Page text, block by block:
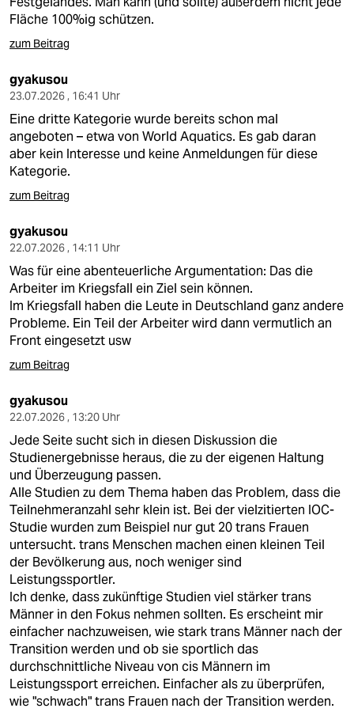
Fläche 100%ig schützen.
zum Beitrag
gyakusou
23.07.2026 , 16:41 Uhr
Eine dritte Kategorie wurde bereits schon mal
angeboten – etwa von World Aquatics. Es gab daran
aber kein Interesse und keine Anmeldungen für diese
Kategorie.
zum Beitrag
gyakusou
22.07.2026 , 14:11 Uhr
Was für eine abenteuerliche Argumentation: Das die
Arbeiter im Kriegsfall ein Ziel sein können.
Im Kriegsfall haben die Leute in Deutschland ganz andere
Probleme. Ein Teil der Arbeiter wird dann vermutlich an
Front eingesetzt usw
zum Beitrag
gyakusou
22.07.2026 , 13:20 Uhr
Jede Seite sucht sich in diesen Diskussion die
Studienergebnisse heraus, die zu der eigenen Haltung
und Überzeugung passen.
Alle Studien zu dem Thema haben das Problem, dass die
Teilnehmeranzahl sehr klein ist. Bei der vielzitierten IOC-
Studie wurden zum Beispiel nur gut 20 trans Frauen
untersucht. trans Menschen machen einen kleinen Teil
der Bevölkerung aus, noch weniger sind
Leistungssportler.
Ich denke, dass zukünftige Studien viel stärker trans
Männer in den Fokus nehmen sollten. Es erscheint mir
einfacher nachzuweisen, wie stark trans Männer nach der
Transition werden und ob sie sportlich das
durchschnittliche Niveau von cis Männern im
Leistungssport erreichen. Einfacher als zu überprüfen,
wie "schwach" trans Frauen nach der Transition werden.